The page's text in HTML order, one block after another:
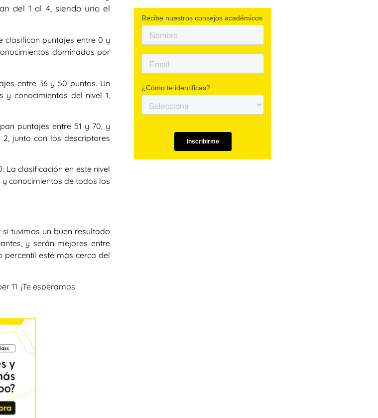
del 1 al 4, siendo uno el
clasifican puntajes entre 0 y
dominados por
entre 36 y 50 puntos. Un
conocimientos del nivel 1,
puntajes entre 51 y 70, y
junto con los descriptores
La clasificación en este nivel
conocimientos de todos los
tuvimos un buen resultado
y serán mejores entre
esté más cerca del
11. ¡Te esperamos!